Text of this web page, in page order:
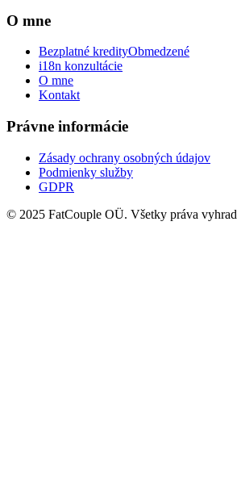
O mne
Bezplatné kredityObmedzené
i18n konzultácie
O mne
Kontakt
Právne informácie
Zásady ochrany osobných údajov
Podmienky služby
GDPR
© 2025 FatCouple OÜ. Všetky práva